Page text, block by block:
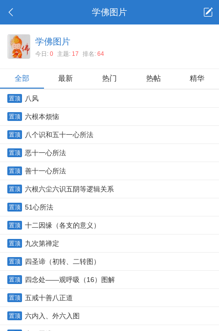
学佛图片
学佛图片
今日:0 主题: 17 排名:64
全部 最新 热门 热帖 精华
置顶 八风
置顶 六根本烦恼
置顶 八个识和五十一心所法
置顶 恶十一心所法
置顶 善十一心所法
置顶 六根六尘六识五阴等逻辑关系
置顶 51心所法
置顶 十二因缘（各支的意义）
置顶 九次第禅定
置顶 四圣谛（初转、二转图）
置顶 四念处——观呼吸（16）图解
置顶 五戒十善八正道
置顶 六内入、外六入图